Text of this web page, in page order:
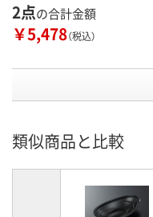
2点の合計金額
￥5,478（税込）
類似商品と比較